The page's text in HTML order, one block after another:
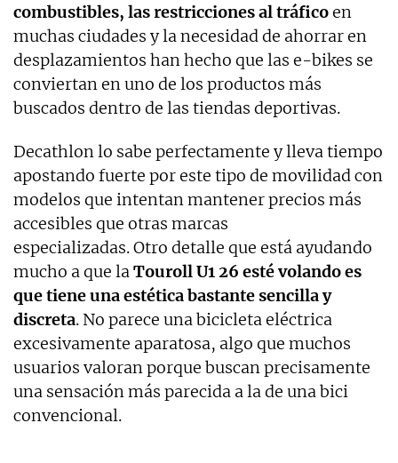
combustibles, las restricciones al tráficoen
muchas ciudades y la necesidad de ahorrar en
desplazamientos han hecho que las e-bikes se
conviertan en uno de los productos más
buscados dentro de las tiendas deportivas.
Decathlon lo sabe perfectamente y lleva tiempo
apostando fuerte por este tipo de movilidad con
modelos que intentan mantener precios más
accesibles que otras marcas
especializadas. Otro detalle que está ayudando
mucho a que laTouroll U1 26 esté volando es
que tiene una estética bastante sencilla y
discreta. No parece una bicicleta eléctrica
excesivamente aparatosa, algo que muchos
usuarios valoran porque buscan precisamente
una sensación más parecida a la de una bici
convencional.